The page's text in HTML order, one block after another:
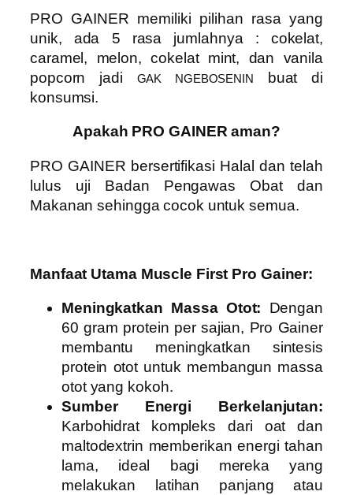
PRO GAINER memiliki pilihan rasa yang
unik, ada 5 rasa jumlahnya : cokelat,
caramel, melon, cokelat mint, dan vanila
popcorn jadi GAK NGEBOSENIN
buat di
konsumsi.
Apakah PRO GAINER aman?
PRO GAINER bersertifikasi Halal dan telah
lulus uji Badan Pengawas Obat dan
Makanan sehingga cocok untuk semua.
Manfaat Utama Muscle First Pro Gainer:
Meningkatkan Massa Otot: Dengan
60 gram protein per sajian, Pro Gainer
membantu meningkatkan sintesis
protein otot untuk membangun massa
otot yang kokoh.
Sumber Energi Berkelanjutan:
Karbohidrat kompleks dari oat dan
maltodextrin memberikan energi tahan
lama, ideal bagi mereka yang
melakukan latihan panjang atau